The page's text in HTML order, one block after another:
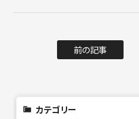
前の記事
カテゴリー